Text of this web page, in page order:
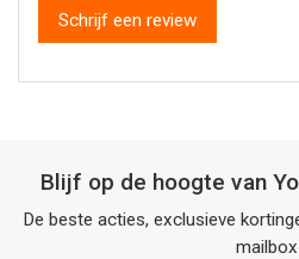
Schrijf een review
Blijf op de hoogte van
De beste acties, exclusieve
mailbox